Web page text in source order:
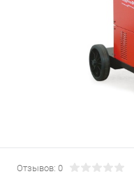
Отзывов: 0